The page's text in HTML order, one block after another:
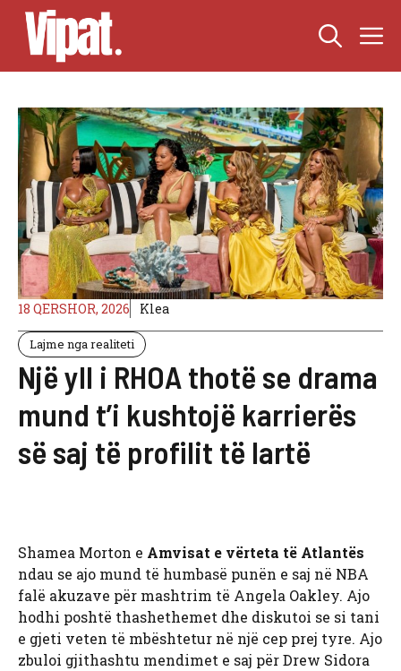
Skip
content
18 QERSHOR, 2026 Klea
Lajme nga realiteti
Një yll i RHOA thotë se drama
mund t’i kushtojë karrierës
së saj të profilit të lartë
Shamea Morton e Amvisat e vërteta të Atlantës
ndau se ajo mund të humbasë punën e saj në NBA
falë akuzave për mashtrim të Angela Oakley. Ajo
hodhi poshtë thashethemet dhe diskutoi se si tani
e gjeti veten të mbështetur në një cep prej tyre. Ajo
zbuloi gjithashtu mendimet e saj për Drew Sidora